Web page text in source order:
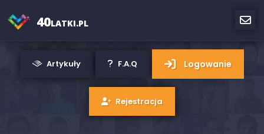
40LATKI.PL
Artykuły F.A.Q Logowanie
Rejestracja